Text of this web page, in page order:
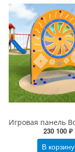
230 100 ₽
В корзину